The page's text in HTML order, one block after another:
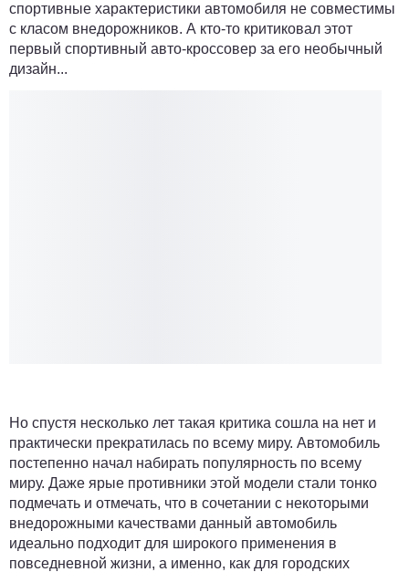
спортивные характеристики автомобиля не совместимы
с класом внедорожников. А кто-то критиковал этот
первый спортивный авто-кроссовер за его необычный
дизайн...
Но спустя несколько лет такая критика сошла на нет и
практически прекратилась по всему миру. Автомобиль
постепенно начал набирать популярность по всему
миру. Даже ярые противники этой модели стали тонко
подмечать и отмечать, что в сочетании с некоторыми
внедорожными качествами данный автомобиль
идеально подходит для широкого применения в
повседневной жизни, а именно, как для городских